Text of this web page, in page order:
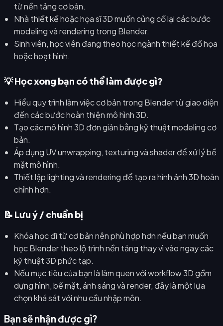
từ nền tảng cơ bản.
Nhà thiết kế hoặc họa sĩ 3D muốn củng cố lại các bước
modeling và rendering trong Blender.
Sinh viên, học viên đang theo học ngành thiết kế đồ họa
hoặc hoạt hình.
💡 Học xong bạn có thể làm được gì?
Hiểu quy trình làm việc cơ bản trong Blender từ giao diện
đến các bước hoàn thiện mô hình 3D.
Tạo các mô hình 3D đơn giản bằng kỹ thuật modeling cơ
bản.
Áp dụng UV unwrapping, texturing và shader để xử lý bề
mặt mô hình.
Thiết lập lighting và rendering để tạo ra hình ảnh 3D hoàn
chỉnh hơn.
📝 Lưu ý / chuẩn bị
Khóa học đi từ cơ bản nên phù hợp hơn nếu bạn muốn
học Blender theo lộ trình nền tảng thay vì vào ngay các
kỹ thuật 3D phức tạp.
Nếu mục tiêu của bạn là làm quen với workflow 3D gồm
dựng hình, bề mặt, ánh sáng và render, đây là một lựa
chọn khá sát với nhu cầu nhập môn.
Bạn sẽ nhận được gì?